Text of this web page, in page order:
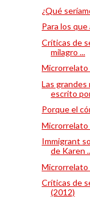
¿Qué
Para los que
Críticas de
milagro ...
Microrrelato
Las grandes
escrito
Porque el
Microrrelato
Immigrant
de Karen
Microrrelato
Críticas de
(2012)